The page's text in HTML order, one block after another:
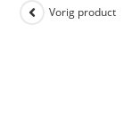
Vorig product